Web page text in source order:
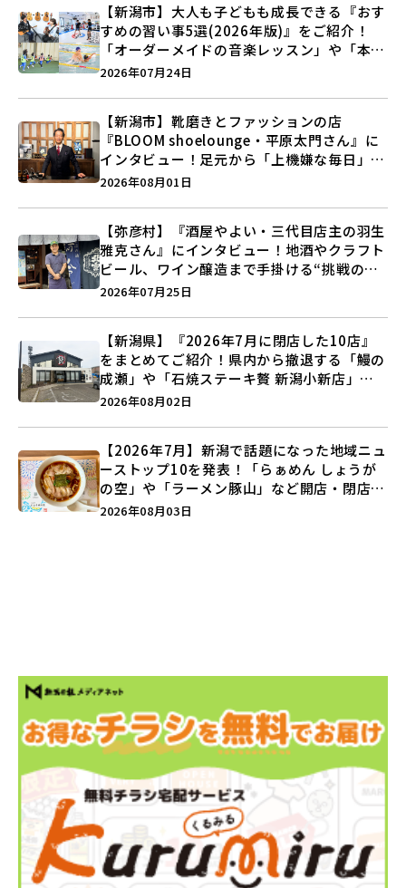
【新潟市】大人も子どもも成長できる『おす
すめの習い事5選(2026年版)』をご紹介！
「オーダーメイドの音楽レッスン」や「本格
キックボクシング」で新しい自分を見つけよ
2026年07月24日
【新潟市】靴磨きとファッションの店
『BLOOM shoelounge・平原太門さん』に
インタビュー！足元から「上機嫌な毎日」を
つくる装いの提案とは？
2026年08月01日
【弥彦村】『酒屋やよい・三代目店主の羽生
雅克さん』にインタビュー！地酒やクラフト
ビール、ワイン醸造まで手掛ける“挑戦の歴
史”に迫る♪
2026年07月25日
【新潟県】『2026年7月に閉店した10店』
をまとめてご紹介！県内から撤退する「鰻の
成瀬」や「石焼ステーキ贅 新潟小新店」が
営業に幕…。
2026年08月02日
【2026年7月】新潟で話題になった地域ニュ
ーストップ10を発表！「らぁめん しょうが
の空」や「ラーメン豚山」など開店・閉店の
注目記事をランキングでご紹介♪
2026年08月03日